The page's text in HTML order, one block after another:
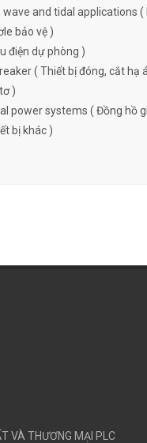
and tidal applications
bảo vệ )
điện dự phòng )
( Thiết bị đóng, cắt hạ
)
power systems ( Đồng hồ
bị khác )
VÀ THƯƠNG MẠI PLC